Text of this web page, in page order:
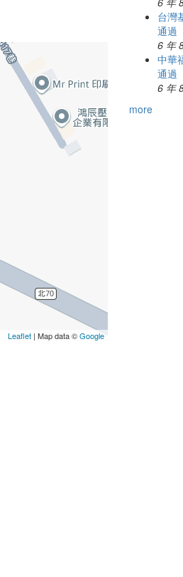
Leaflet| Map data ©Google
台灣
通過
6 年
中華
通過
6 年
more